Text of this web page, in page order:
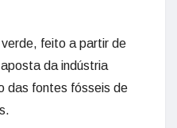
feito a partir de
da indústria
das fontes fósseis de